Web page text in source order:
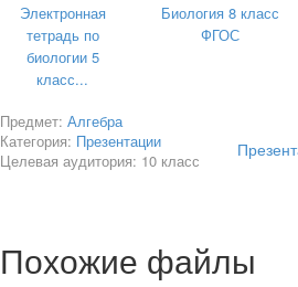
Электронная
тетрадь по
биологии 5
класс...
Биология 8 класс
ФГОС
Предмет:Алгебра
Категория: Презентации
Целевая аудитория: 10 класс
Похожие файлы